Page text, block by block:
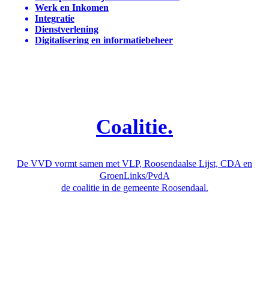
Werk en Inkomen
Integratie
Dienstverlening
Digitalisering en informatiebeheer
Coalitie.
De VVD vormt samen met VLP, Roosendaalse Lijst, CDA en
GroenLinks/PvdA
de coalitie in de gemeente Roosendaal.